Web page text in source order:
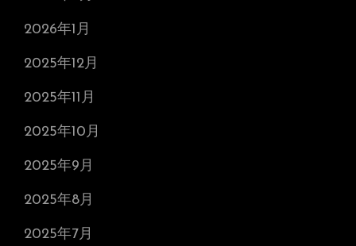
2026年1月
2025年12月
2025年11月
2025年10月
2025年9月
2025年8月
2025年7月